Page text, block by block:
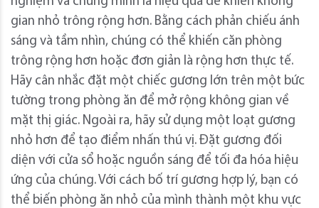
gian nhỏ trông rộng hơn. Bằng cách phản chiếu ánh
sáng và tầm nhìn, chúng có thể khiến căn phòng
trông rộng hơn hoặc đơn giản là rộng hơn thực tế.
Hãy cân nhắc đặt một chiếc gương lớn trên một bức
tường trong phòng ăn để mở rộng không gian về
mặt thị giác. Ngoài ra, hãy sử dụng một loạt gương
nhỏ hơn để tạo điểm nhấn thú vị. Đặt gương đối
diện với cửa sổ hoặc nguồn sáng để tối đa hóa hiệu
ứng của chúng. Với cách bố trí gương hợp lý, bạn có
thể biến phòng ăn nhỏ của mình thành một khu vực